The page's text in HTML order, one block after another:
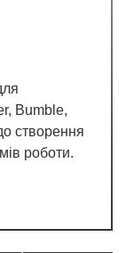
Bumble,
створення
роботи.